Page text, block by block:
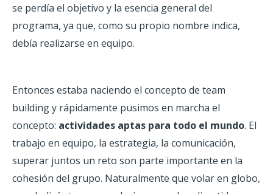
se perdía el objetivo y la esencia general del
programa, ya que, como su propio nombre indica,
debía realizarse en equipo.
Entonces estaba naciendo el concepto de team
building y rápidamente pusimos en marcha el
concepto: actividades aptas para todo el mundo. El
trabajo en equipo, la estrategia, la comunicación,
superar juntos un reto son parte importante en la
cohesión del grupo. Naturalmente que volar en globo,